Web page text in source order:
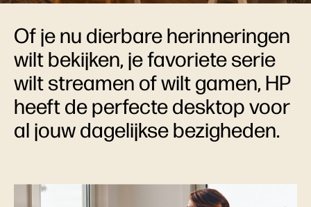
Of je nu dierbare herinneringen
wilt bekijken, je favoriete serie
wilt streamen of wilt gamen, HP
heeft de perfecte desktop voor
al jouw dagelijkse bezigheden.